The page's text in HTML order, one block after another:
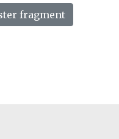
fragment